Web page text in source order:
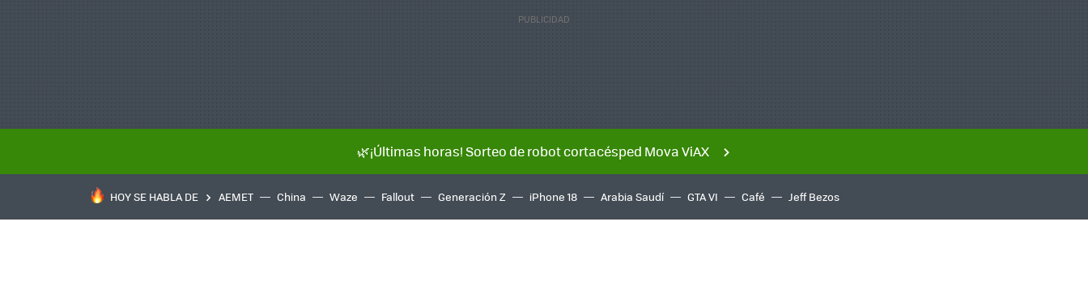
🌿¡Últimas horas! Sorteo de robot cortacésped Mova ViAX
HOY SE HABLA DE AEMET China Waze Fallout Generación Z iPhone 18 Arabia Saudí GTA VI Café Jeff Bezos